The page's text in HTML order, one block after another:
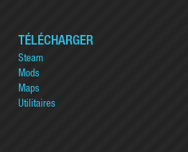
TÉLÉCHARGER
Steam
Mods
Maps
Utilitaires